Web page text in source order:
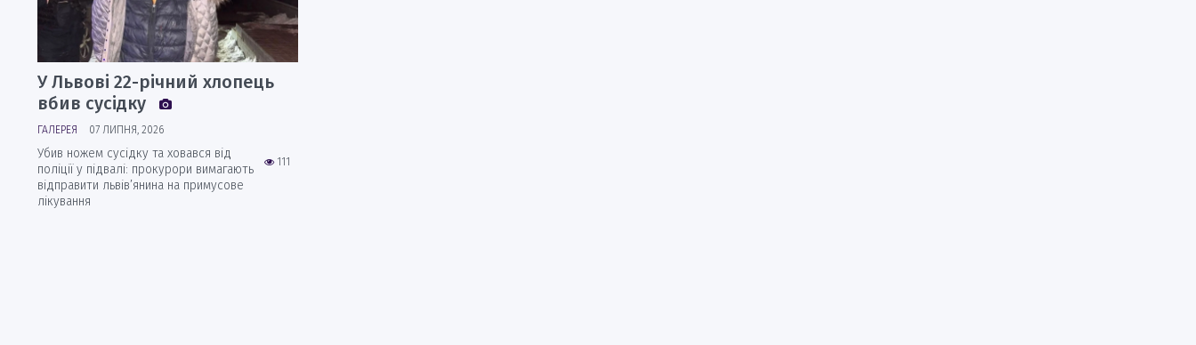
У Львові 22-річний хлопець
вбив сусідку
ГАЛЕРЕЯ 07 ЛИПНЯ, 2026
111
Убив ножем сусідку та ховався від
поліції у підвалі: прокурори вимагають
відправити львів’янина на примусове
лікування